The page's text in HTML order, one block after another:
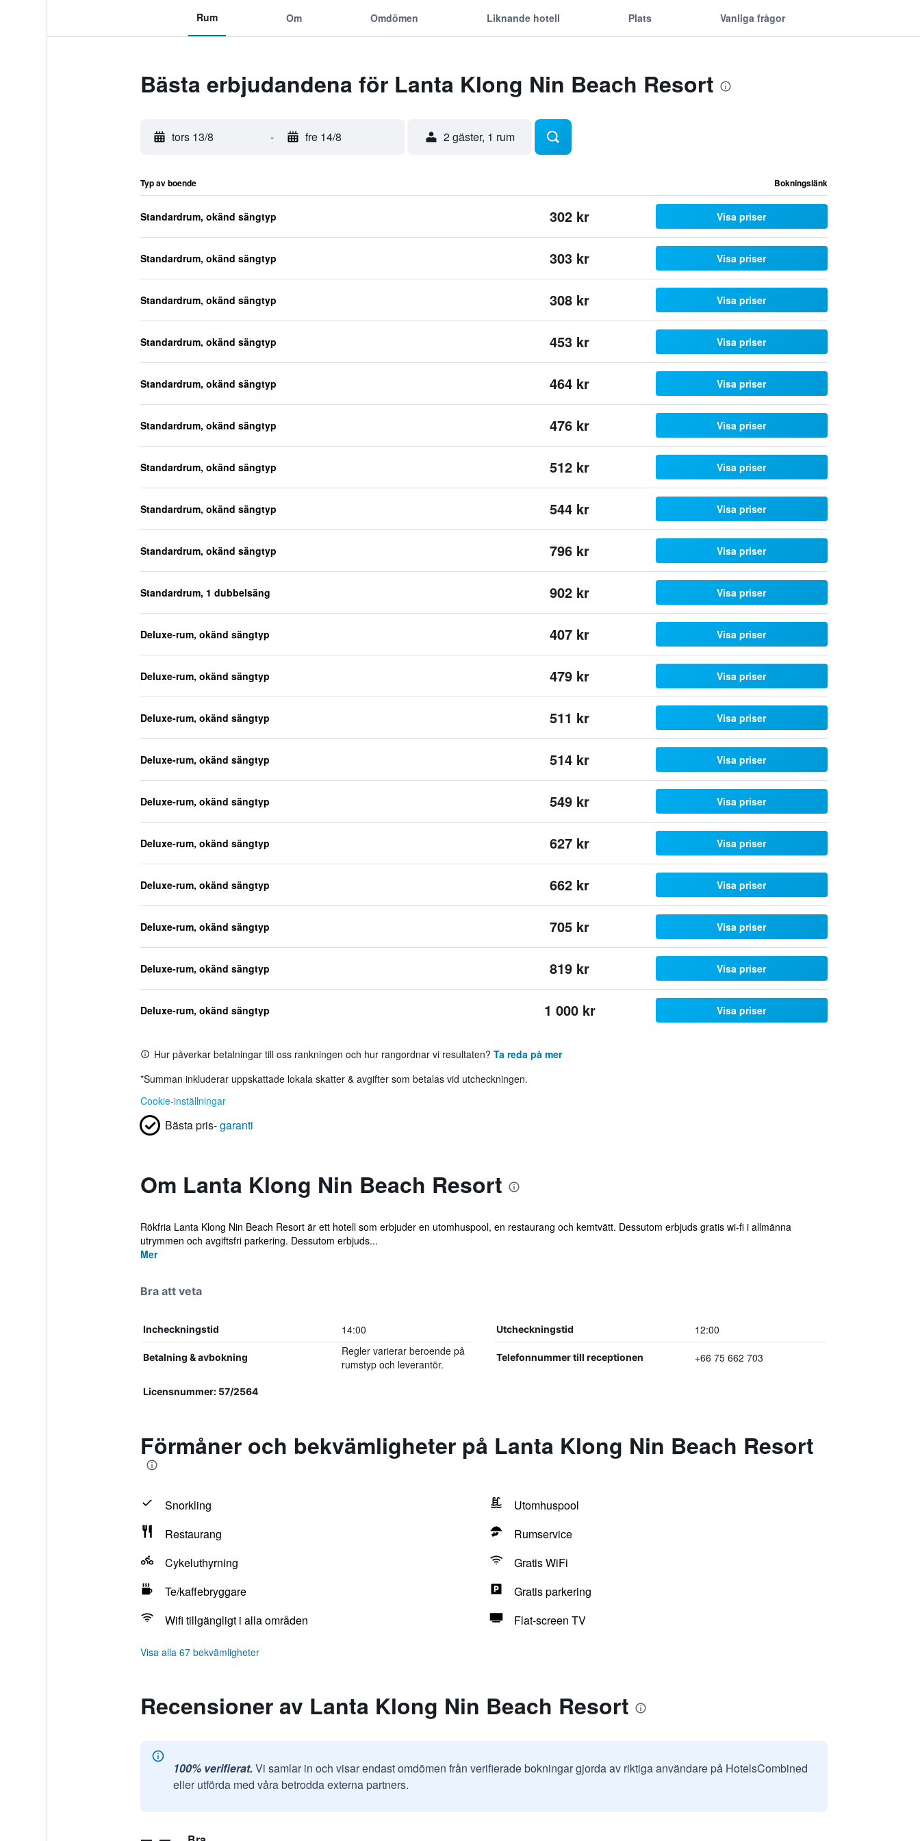
Rum Om Omdömen Liknande hotell Plats Vanliga frågor
Bästa erbjudandena för Lanta Klong Nin Beach Resort
tors 13/8 - fre 14/8 2 gäster, 1 rum
Typ av boende Bokningslänk
Standardrum, okänd sängtyp 302 kr Visa priser
Standardrum, okänd sängtyp 303 kr Visa priser
Standardrum, okänd sängtyp 308 kr Visa priser
Standardrum, okänd sängtyp 453 kr Visa priser
Standardrum, okänd sängtyp 464 kr Visa priser
Standardrum, okänd sängtyp 476 kr Visa priser
Standardrum, okänd sängtyp 512 kr Visa priser
Standardrum, okänd sängtyp 544 kr Visa priser
Standardrum, okänd sängtyp 796 kr Visa priser
Standardrum, 1 dubbelsäng 902 kr Visa priser
Deluxe-rum, okänd sängtyp 407 kr Visa priser
Deluxe-rum, okänd sängtyp 479 kr Visa priser
Deluxe-rum, okänd sängtyp 511 kr Visa priser
Deluxe-rum, okänd sängtyp 514 kr Visa priser
Deluxe-rum, okänd sängtyp 549 kr Visa priser
Deluxe-rum, okänd sängtyp 627 kr Visa priser
Deluxe-rum, okänd sängtyp 662 kr Visa priser
Deluxe-rum, okänd sängtyp 705 kr Visa priser
Deluxe-rum, okänd sängtyp 819 kr Visa priser
Deluxe-rum, okänd sängtyp 1 000 kr Visa priser
Hur påverkar betalningar till oss rankningen och hur rangordnar vi resultaten? Ta reda på mer
*Summan inkluderar uppskattade lokala skatter & avgifter som betalas vid utcheckningen.
Cookie-inställningar
Bästa pris-garanti
Om Lanta Klong Nin Beach Resort
Rökfria Lanta Klong Nin Beach Resort är ett hotell som erbjuder en utomhuspool, en restaurang och kemtvätt. Dessutom erbjuds gratis wi-fi i allmänna
utrymmen och avgiftsfri parkering. Dessutom erbjuds...
Mer
Bra att veta
Incheckningstid 14:00 Utcheckningstid 12:00
Betalning & avbokning
Regler varierar beroende på
rumstyp och leverantör.
Telefonnummer till receptionen +66 75 662 703
Licensnummer: 57/2564
Förmåner och bekvämligheter på Lanta Klong Nin Beach Resort
Snorkling
Utomhuspool
Restaurang
Rumservice
Cykeluthyrning
Gratis WiFi
Te/kaffebryggare
Gratis parkering
Wifi tillgängligt i alla områden
Flat-screen TV
Visa alla 67 bekvämligheter
Recensioner av Lanta Klong Nin Beach Resort
100% verifierat. Vi samlar in och visar endast omdömen från verifierade bokningar gjorda av riktiga användare på HotelsCombined
eller utförda med våra betrodda externa partners.